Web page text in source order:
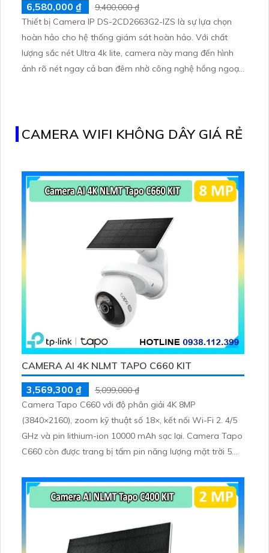
6,580,000 ₫
9,400,000 ₫
Thiết bị Camera IP DS-2CD2663G2-IZS là sự lựa chọn
hoàn hảo cho hệ thống giám sát hoàn hảo. Với chất
lượng sắc nét Ultra 4k lite, camera này mang đến hình
ảnh rõ nét ngay cả ban đêm nhờ công nghệ hồng ngoại
trình giám sát
CAMERA WIFI KHÔNG DÂY GIÁ RẺ
CAMERA AI 4K NLMT TAPO C660 KIT
3,569,300 ₫
5,099,000 ₫
Camera Tapo C660 với độ phân giải 4K 8MP
(3840×2160), zoom kỹ thuật số 18×, kết nối Wi-Fi 2. 4/5
GHz và pin lithium-ion 10000 mAh sạc lại. Camera Tapo
C660 còn được trang bị tấm pin năng lượng mặt trời 5.
tiện, lưu trữ thẻ microSD tối đa 512 GB